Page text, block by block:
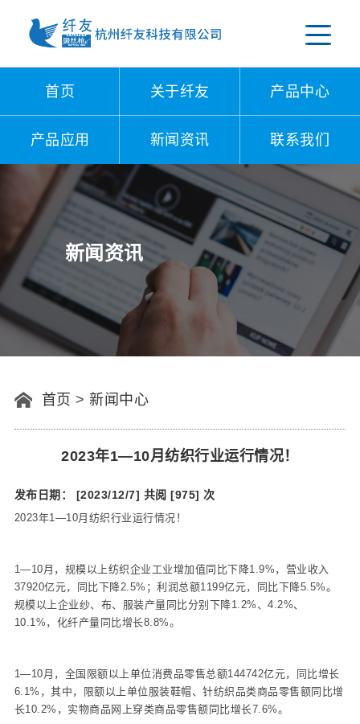
首页 关于纤友 产品中心
产品应用 新闻资讯 联系我们
新闻资讯
首页 >新闻中心
2023年1—10月纺织行业运行情况！
发布日期： [2023/12/7] 共阅 [975] 次
2023年1—10月纺织行业运行情况！
1—10月，规模以上纺织企业工业增加值同比下降1.9%，营业收入
37920亿元，同比下降2.5%；利润总额1199亿元，同比下降5.5%。
规模以上企业纱、布、服装产量同比分别下降1.2%、4.2%、
10.1%，化纤产量同比增长8.8%。
1—10月，全国限额以上单位消费品零售总额144742亿元，同比增长
6.1%，其中，限额以上单位服装鞋帽、针纺织品类商品零售额同比增
长10.2%，实物商品网上穿类商品零售额同比增长7.6%。